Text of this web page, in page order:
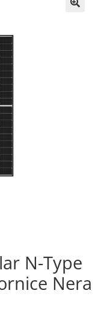
N-Type
Nera